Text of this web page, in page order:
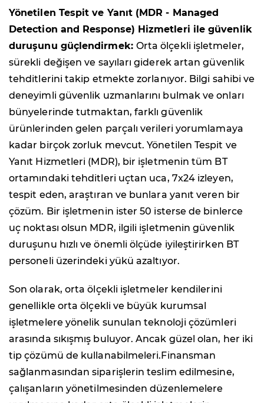
Yönetilen Tespit ve Yanıt (MDR - Managed
Detection and Response) Hizmetleri ile güvenlik
duruşunu güçlendirmek: Orta ölçekli işletmeler,
sürekli değişen ve sayıları giderek artan güvenlik
tehditlerini takip etmekte zorlanıyor. Bilgi sahibi ve
deneyimli güvenlik uzmanlarını bulmak ve onları
bünyelerinde tutmaktan, farklı güvenlik
ürünlerinden gelen parçalı verileri yorumlamaya
kadar birçok zorluk mevcut. Yönetilen Tespit ve
Yanıt Hizmetleri (MDR), bir işletmenin tüm BT
ortamındaki tehditleri uçtan uca, 7x24 izleyen,
tespit eden, araştıran ve bunlara yanıt veren bir
çözüm. Bir işletmenin ister 50 isterse de binlerce
uç noktası olsun MDR, ilgili işletmenin güvenlik
duruşunu hızlı ve önemli ölçüde iyileştirirken BT
personeli üzerindeki yükü azaltıyor.
Son olarak, orta ölçekli işletmeler kendilerini
genellikle orta ölçekli ve büyük kurumsal
işletmelere yönelik sunulan teknoloji çözümleri
arasında sıkışmış buluyor. Ancak güzel olan, her iki
tip çözümü de kullanabilmeleri.Finansman
sağlanmasından siparişlerin teslim edilmesine,
çalışanların yönetilmesinden düzenlemelere